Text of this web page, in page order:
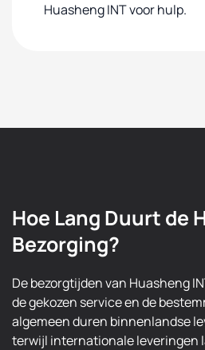
Huasheng INT voor hulp.
Hoe Lang Duurt de
Bezorging?
De bezorgtijden van Huasheng
de gekozen service en de
algemeen duren binnenlandse
terwijl internationale leveringen